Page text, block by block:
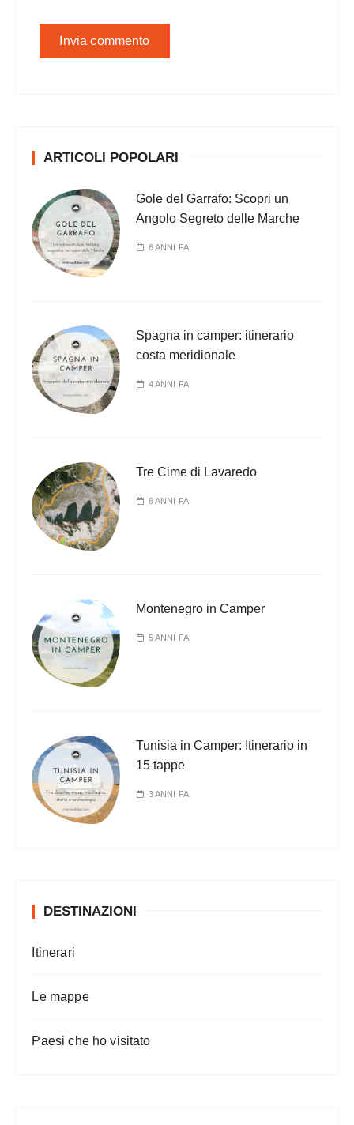
ARTICOLI POPOLARI
Gole del Garrafo: Scopri un
Angolo Segreto delle Marche
6 ANNI FA
Spagna in camper: itinerario
costa meridionale
4 ANNI FA
Tre Cime di Lavaredo
6 ANNI FA
Montenegro in Camper
5 ANNI FA
Tunisia in Camper: Itinerario in
15 tappe
3 ANNI FA
DESTINAZIONI
Itinerari
Le mappe
Paesi che ho visitato